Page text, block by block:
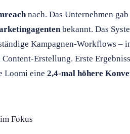
nach. Das Unternehmen
bekannt. Das
Kampagnen-Workflows –
Erstellung. Erste
Loomi eine 2,4-mal höhere
Fokus